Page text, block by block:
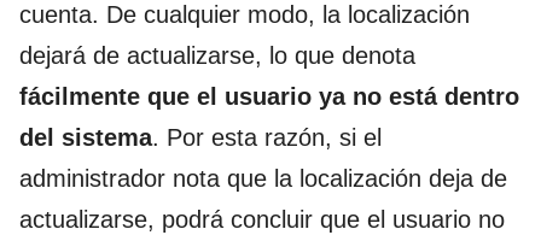
cuenta. De cualquier modo, la localización
dejará de actualizarse, lo que denota
fácilmente que el usuario ya no está dentro
del sistema. Por esta razón, si el
administrador nota que la localización deja de
actualizarse, podrá concluir que el usuario no